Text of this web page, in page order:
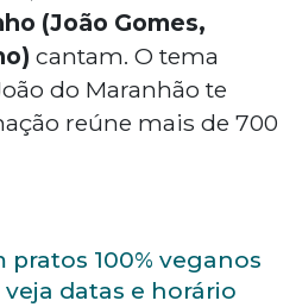
(João Gomes,
cantam. O tema
do Maranhão te
reúne mais de 700
pratos 100% veganos
datas e horário